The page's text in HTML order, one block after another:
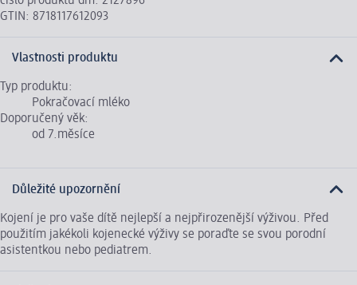
GTIN: 8718117612093
Vlastnosti produktu
Typ produktu:
Pokračovací mléko
Doporučený věk:
od 7.měsíce
Důležité upozornění
Kojení je pro vaše dítě nejlepší a nejpřirozenější výživou. Před
použitím jakékoli kojenecké výživy se poraďte se svou porodní
asistentkou nebo pediatrem.